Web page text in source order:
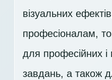
візуальних
професіоналам,
для професійних і
завдань, а також